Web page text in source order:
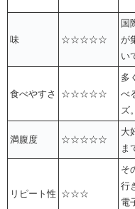
味 ☆☆☆☆☆
国
が
い
食べやすさ ☆☆☆☆☆
多
べ
ズ。
満腹度 ☆☆☆☆☆
大
ま
リピート性 ☆☆☆
そ
行
電